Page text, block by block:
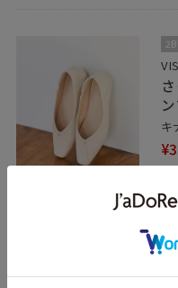
VIS
キ
S
し
ロ
疲